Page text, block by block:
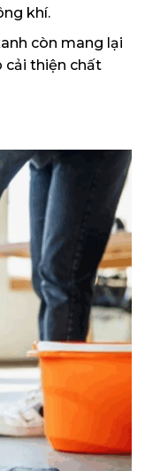
khí.
còn mang lại
cải thiện chất